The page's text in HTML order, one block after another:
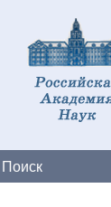
Поиск